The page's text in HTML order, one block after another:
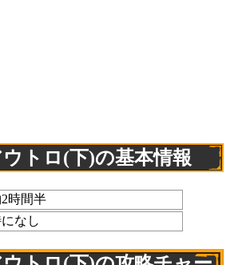
トロ(下)の基本情報
時間半
なし